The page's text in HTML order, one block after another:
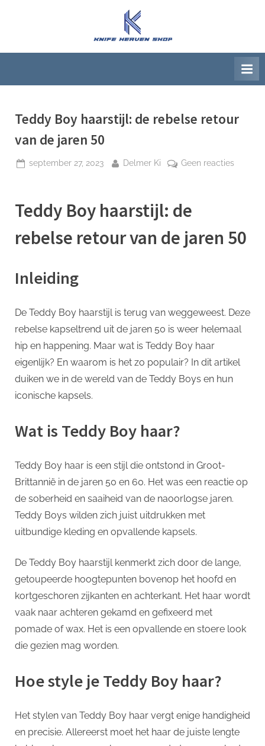
K
n
f
H
v
S
h
Teddy Boy haarstijl: de rebelse retour
van de jaren 50
Geplaatst
september 27, 2023 Door
Delmer Ki Geen reactiesop
rebelse
retour
Teddy Boy haarstijl: de
rebelse retour van de jaren 50
Inleiding
De Teddy Boy haarstijl is terug van weggeweest. Deze
rebelse kapseltrend uit de jaren 50 is weer helemaal
hip en happening. Maar wat is Teddy Boy haar
eigenlijk? En waarom is het zo populair? In dit artikel
duiken we in de wereld van de Teddy Boys en hun
iconische kapsels.
Wat is Teddy Boy haar?
Teddy Boy haar is een stijl die ontstond in Groot-
Brittannië in de jaren 50 en 60. Het was een reactie op
de soberheid en saaiheid van de naoorlogse jaren.
Teddy Boys wilden zich juist uitdrukken met
uitbundige kleding en opvallende kapsels.
De Teddy Boy haarstijl kenmerkt zich door de lange,
getoupeerde hoogtepunten bovenop het hoofd en
kortgeschoren zijkanten en achterkant. Het haar wordt
vaak naar achteren gekamd en gefixeerd met
pomade of wax. Het is een opvallende en stoere look
die gezien mag worden.
Hoe style je Teddy Boy haar?
Het stylen van Teddy Boy haar vergt enige handigheid
en precisie. Allereerst moet het haar de juiste lengte